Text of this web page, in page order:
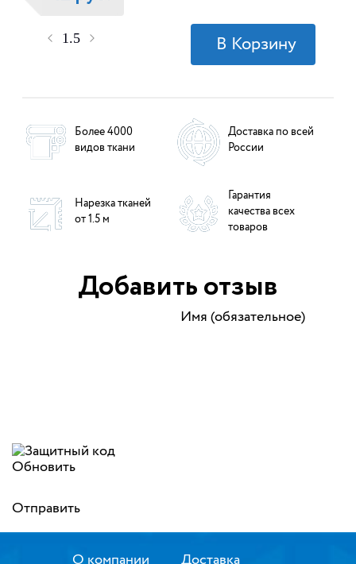
Более 4000
видов ткани
Доставка по всей
России
Нарезка тканей
от 1.5 м
Гарантия
качества всех
товаров
Добавить отзыв
Имя (обязательное)
Обновить
Отправить